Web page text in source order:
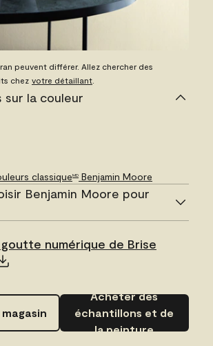
peuvent différer. Allez chercher des
chez votre détaillant
sur la couleur
classiqueMD Benjamin Moore
Benjamin Moore pour
numérique de Brise
Acheter des
échantillons et de
la peinture